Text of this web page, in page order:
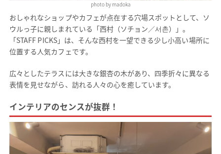
photo by madoka
おしゃれなショップやカフェが点在する穴場スポットとして、ソ
ウルっ子に親しまれている「西村（ソチョン／서촌）」。
「STAFF PICKS」は、そんな西村を一望できる少し小高い場所に
位置する人気カフェです。
広々としたテラスには大きな銀杏の木があり、四季折々に異なる
表情を見せながら、訪れる人々の心を癒しています。
インテリアのセンスが抜群！